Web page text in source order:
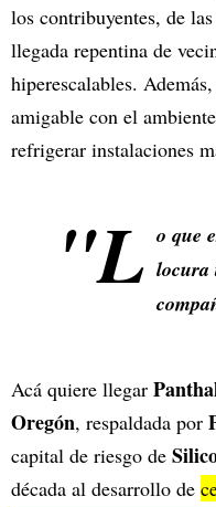
los contribuyentes, de
llegada repentina de
hiperescalables.
amigable con el
refrigerar instalaciones
"L o que
locura
Acá quiere llegar
Oregón, respaldada por
capital de riesgo de
década al desarrollo de